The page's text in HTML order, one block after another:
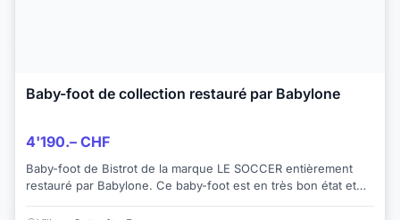
Baby-foot de collection restauré par Babylone
4'190.– CHF
Baby-foot de Bistrot de la marque LE SOCCER entièrement
restauré par Babylone. Ce baby-foot est en très bon état et